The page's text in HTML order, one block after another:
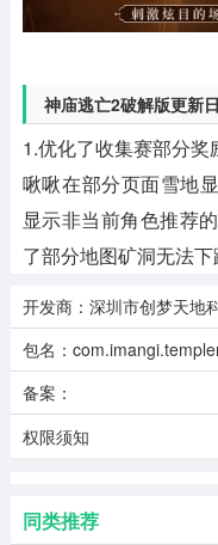
神庙逃亡2破解版更新
1.优化了收集赛部分
啾啾在部分页面雪地
显示非当前角色推荐
了部分地图矿洞无法
开发商：深圳市创梦天地
包名：
备案：
权限须知
同类推荐